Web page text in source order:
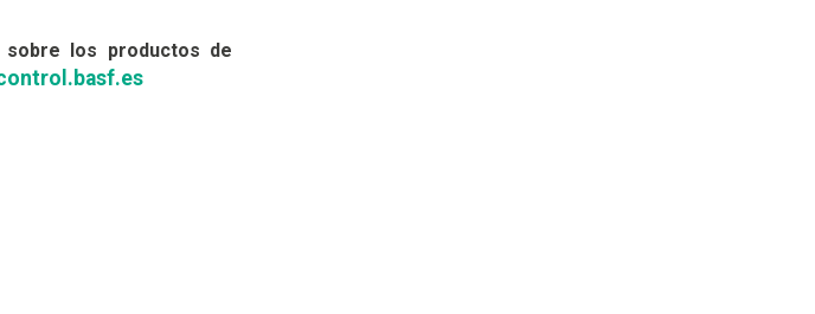
sobre los productos de